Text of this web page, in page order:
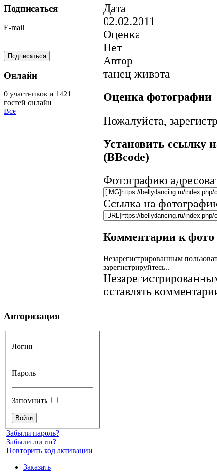
Дата
02.02.2011
Оценка
Нет
Автор
танец живота
Оценка фотографии
Пожалуйста,
Установить ссылку
(BBcode)
Фотографию
Ссылка на
Комментарии к фото
Незарегистрированным
зарегистрируйтесь...
оставлять
Подписаться
E-mail
Онлайн
0 участников и 1421
гостей онлайн
Все
Авторизация
Логин
Пароль
Запомнить
Забыли пароль?
Забыли логин?
Повторить код активации
Заказать